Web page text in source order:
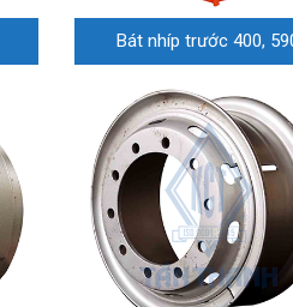
Bát nhíp trước 400,